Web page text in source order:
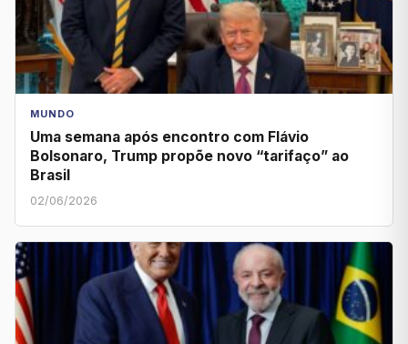
MUNDO
Uma semana após encontro com Flávio
Bolsonaro, Trump propõe novo “tarifaço” ao
Brasil
02/06/2026